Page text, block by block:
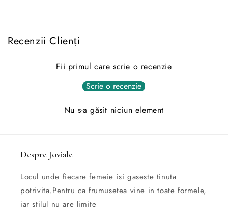
Recenzii Clienți
Fii primul care scrie o recenzie
Scrie o recenzie
Nu s-a găsit niciun element
Despre Joviale
Locul unde fiecare femeie isi gaseste tinuta
potrivita.Pentru ca frumusetea vine in toate formele,
iar stilul nu are limite